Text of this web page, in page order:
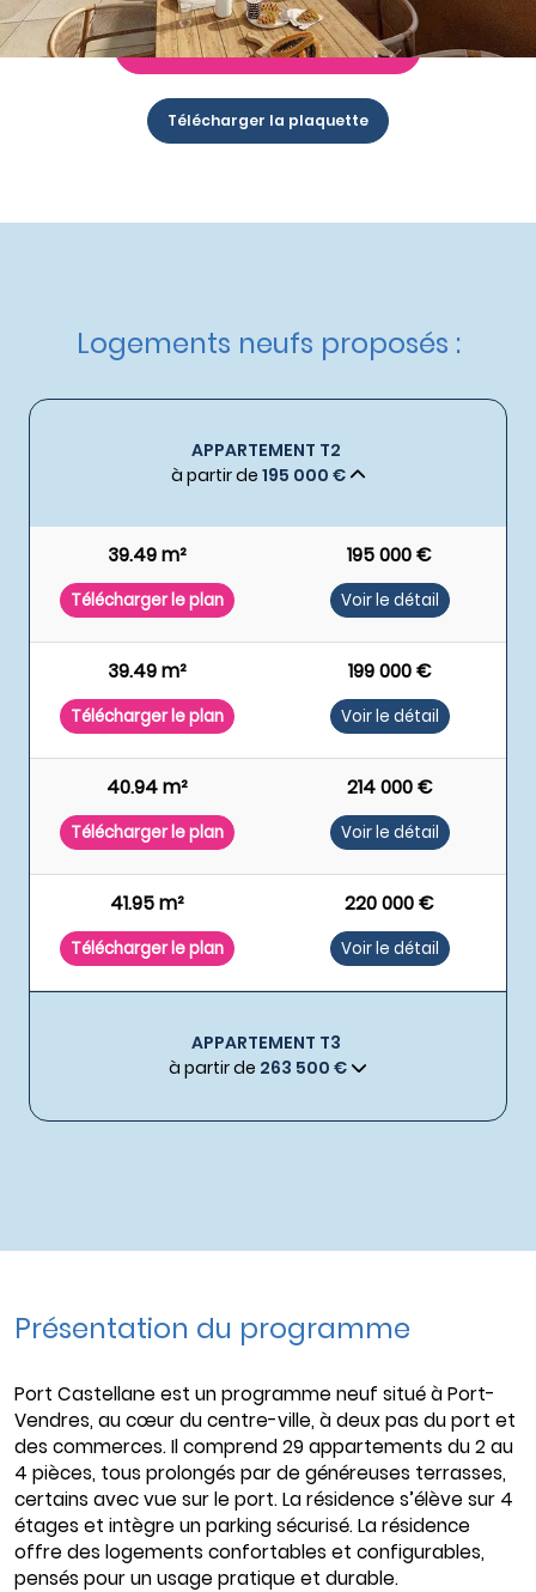
Demande de documentation
Télécharger la plaquette
Logements neufs proposés :
APPARTEMENT T2
à partir de 195 000 €
39.49 m² 195 000 €
Télécharger le plan Voir le détail
39.49 m² 199 000 €
Télécharger le plan Voir le détail
40.94 m² 214 000 €
Télécharger le plan Voir le détail
41.95 m² 220 000 €
Télécharger le plan Voir le détail
APPARTEMENT T3
à partir de 263 500 €
Présentation du programme
Port Castellane est un programme neuf situé à Port-
Vendres, au cœur du centre-ville, à deux pas du port et
des commerces. Il comprend 29 appartements du 2 au
4 pièces, tous prolongés par de généreuses terrasses,
certains avec vue sur le port. La résidence s’élève sur 4
étages et intègre un parking sécurisé. La résidence
offre des logements confortables et configurables,
pensés pour un usage pratique et durable.